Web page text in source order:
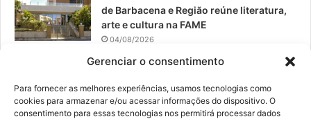
Gerenciar o consentimento
Para fornecer as melhores experiências, usamos tecnologias como
cookies para armazenar e/ou acessar informações do dispositivo. O
consentimento para essas tecnologias nos permitirá processar dados
de Barbacena e Região reúne literatura,
arte e cultura na FAME
04/08/2026
Teatro da Pedra apresenta novo
04/08/2026